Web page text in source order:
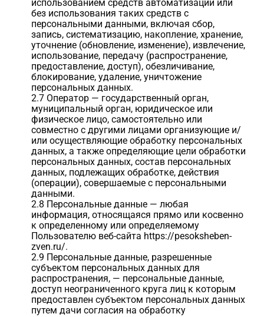
использованием средств автоматизации или
без использования таких средств с
персональными данными, включая сбор,
запись, систематизацию, накопление, хранение,
уточнение (обновление, изменение), извлечение,
использование, передачу (распространение,
предоставление, доступ), обезличивание,
блокирование, удаление, уничтожение
персональных данных.
2.7 Оператор — государственный орган,
муниципальный орган, юридическое или
физическое лицо, самостоятельно или
совместно с другими лицами организующие и/
или осуществляющие обработку персональных
данных, а также определяющие цели обработки
персональных данных, состав персональных
данных, подлежащих обработке, действия
(операции), совершаемые с персональными
данными.
2.8 Персональные данные — любая
информация, относящаяся прямо или косвенно
к определенному или определяемому
Пользователю веб-сайта https://pesoksheben-
zven.ru/.
2.9 Персональные данные, разрешенные
субъектом персональных данных для
распространения, — персональные данные,
доступ неограниченного круга лиц к которым
предоставлен субъектом персональных данных
путем дачи согласия на обработку